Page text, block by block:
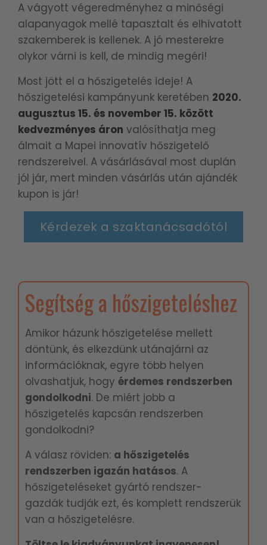
A vágyott végeredményhez a minőségi
alapanyagok mellé tapasztalt és elhivatott
szakemberek is kellenek. A jó mesterekre
olykor várni is kell, de mindig megéri!
Most jött el a hőszigetelés ideje! A
hőszigetelési kampányunk keretében 2020.
augusztus 15. és november 15. között
kedvezményes áron valósíthatja meg
álmait a Mapei innovatív hőszigetelő
rendszereivel. A vásárlásával most duplán
jól jár, mert minden vásárlás után ajándék
kupon is jár!
Kérdezek a szaktanácsadótól
Segítség a hőszigeteléshez
Amikor házunk hőszigetelése mellett
döntünk, és elkezdünk utánajárni az
információknak, egyre több helyen
olvashatjuk, hogy érdemes rendszerben
gondolkodni. De miért jobb a
hőszigetelés kapcsán rendszerben
gondolkodni?
A válasz röviden: a hőszigetelés
rendszerben igazán hatásos. A
hőszigeteléseket gyártó rendszer-
gazdák tudják ezt, és komplett rendszerük
van a hőszigetelésre.